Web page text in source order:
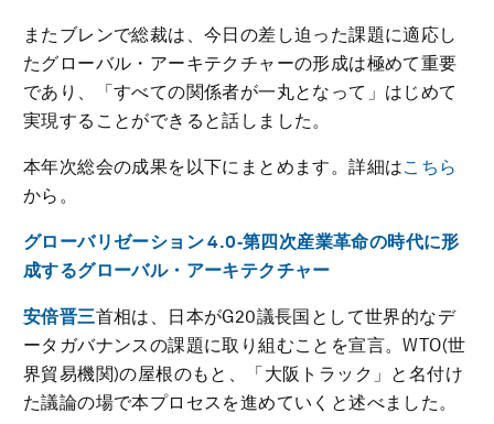
またブレンで総裁は、今日の差し迫った課題に適応し
たグローバル・アーキテクチャーの形成は極めて重要
であり、「すべての関係者が一丸となって」はじめて
実現することができると話しました。
本年次総会の成果を以下にまとめます。詳細はこちら
から。
グローバリゼーション 4.0‐第四次産業革命の時代に形
成するグローバル・アーキテクチャー
安倍晋三首相は、日本がG20議長国として世界的なデ
ータガバナンスの課題に取り組むことを宣言。WTO(世
界貿易機関)の屋根のもと、「大阪トラック」と名付け
た議論の場で本プロセスを進めていくと述べました。